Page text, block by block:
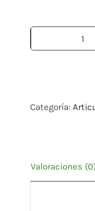
Categoría:
Valoraciones